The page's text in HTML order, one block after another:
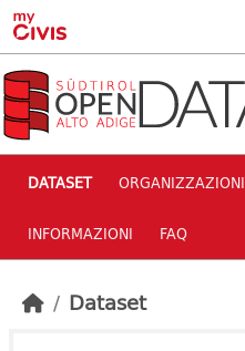
Skip to main content
DATASET ORGANIZZAZIONI
INFORMAZIONI FAQ
Dataset